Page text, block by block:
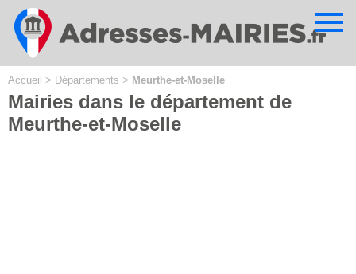
Accueil > Départements > Meurthe-et-Moselle
Mairies dans le département de
Meurthe-et-Moselle
Cookies management panel